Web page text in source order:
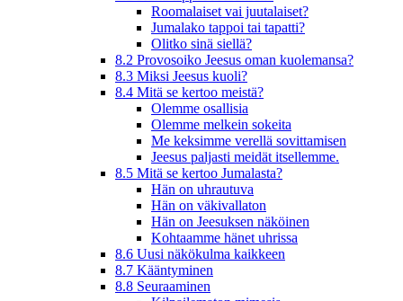
Roomalaiset vai juutalaiset?
Jumalako tappoi tai tapatti?
Olitko sinä siellä?
8.2 Provosoiko Jeesus oman kuolemansa?
8.3 Miksi Jeesus kuoli?
8.4 Mitä se kertoo meistä?
Olemme osallisia
Olemme melkein sokeita
Me keksimme verellä sovittamisen
Jeesus paljasti meidät itsellemme.
8.5 Mitä se kertoo Jumalasta?
Hän on uhrautuva
Hän on väkivallaton
Hän on Jeesuksen näköinen
Kohtaamme hänet uhrissa
8.6 Uusi näkökulma kaikkeen
8.7 Kääntyminen
8.8 Seuraaminen